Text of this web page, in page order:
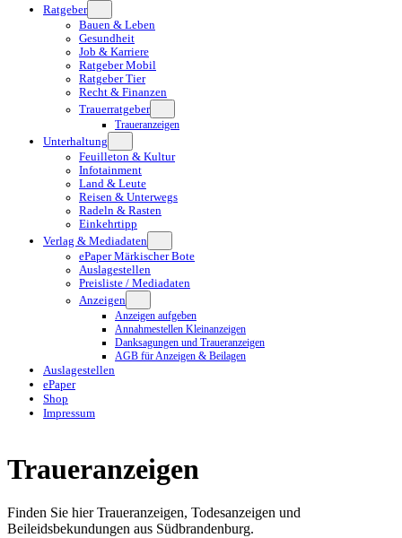
Ratgeber
Bauen & Leben
Gesundheit
Job & Karriere
Ratgeber Mobil
Ratgeber Tier
Recht & Finanzen
Trauerratgeber
Traueranzeigen
Unterhaltung
Feuilleton & Kultur
Infotainment
Land & Leute
Reisen & Unterwegs
Radeln & Rasten
Einkehrtipp
Verlag & Mediadaten
ePaper Märkischer Bote
Auslagestellen
Preisliste / Mediadaten
Anzeigen
Anzeigen aufgeben
Annahmestellen Kleinanzeigen
Danksagungen und Traueranzeigen
AGB für Anzeigen & Beilagen
Auslagestellen
ePaper
Shop
Impressum
Traueranzeigen
Finden Sie hier Traueranzeigen, Todesanzeigen und
Beileidsbekundungen aus Südbrandenburg.